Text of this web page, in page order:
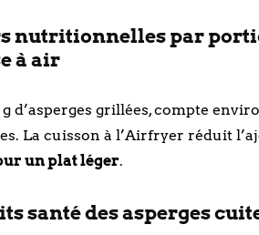
nutritionnelles par
à air
d’asperges grillées, compte
La cuisson à l’Airfryer réduit
un plat léger.
santé des asperges